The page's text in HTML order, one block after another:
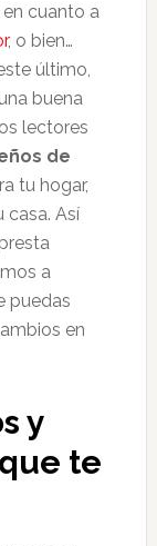
en cuanto a
, o bien…
último,
buena
lectores
de
tu hogar,
casa. Así
a
puedas
en
y
te